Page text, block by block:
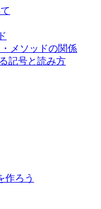
メソッドの関係
記号と読み方
作ろう